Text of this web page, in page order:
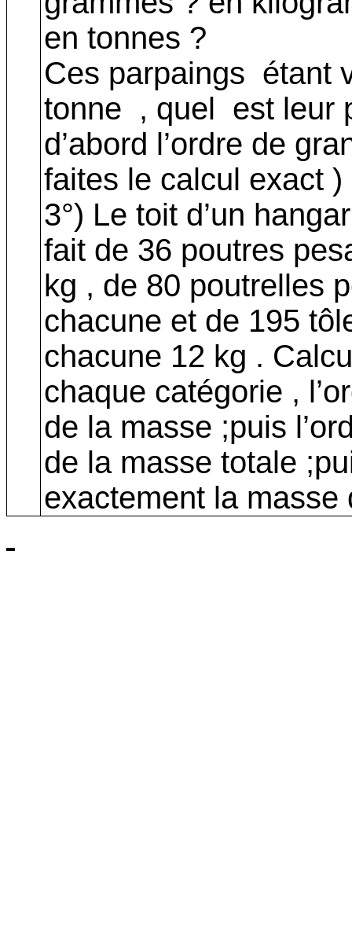
en tonnes ?
Ces parpaings étant
tonne , quel est leur
d’abord l’ordre de
faites le calcul exact )
3°) Le toit d’un
fait de 36 poutres
kg , de 80 poutrelles
chacune et de 195
chacune 12 kg .
chaque catégorie ,
de la masse ;puis
de la masse totale
exactement la masse